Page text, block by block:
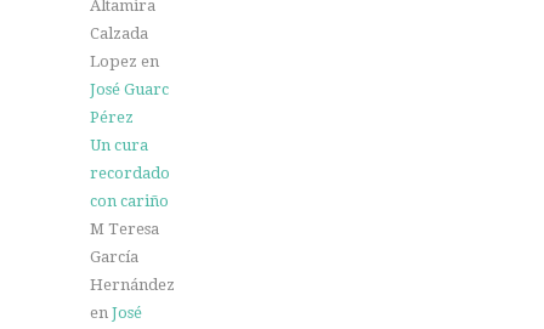
Altamira
Calzada
Lopez en
José Guarc
Pérez
Un cura
recordado
con cariño
M Teresa
García
Hernández
en José